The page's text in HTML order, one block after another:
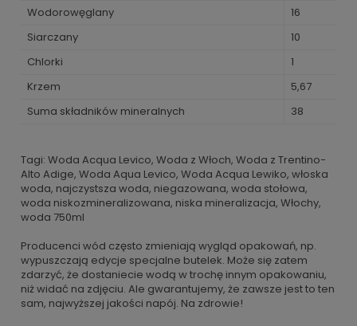
Wodorowęglany
16
Siarczany
10
Chlorki
1
Krzem
5,67
Suma składników mineralnych
38
Tagi: Woda Acqua Levico, Woda z Włoch, Woda z Trentino-
Alto Adige, Woda Aqua Levico, Woda Acqua Lewiko, włoska
woda, najczystsza woda, niegazowana, woda stołowa,
woda niskozmineralizowana, niska mineralizacja, Włochy,
woda 750ml
Producenci wód często zmieniają wygląd opakowań, np.
wypuszczają edycje specjalne butelek. Może się zatem
zdarzyć, że dostaniecie wodą w trochę innym opakowaniu,
niż widać na zdjęciu. Ale gwarantujemy, że zawsze jest to ten
sam, najwyższej jakości napój. Na zdrowie!